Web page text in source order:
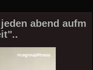
abend aufm